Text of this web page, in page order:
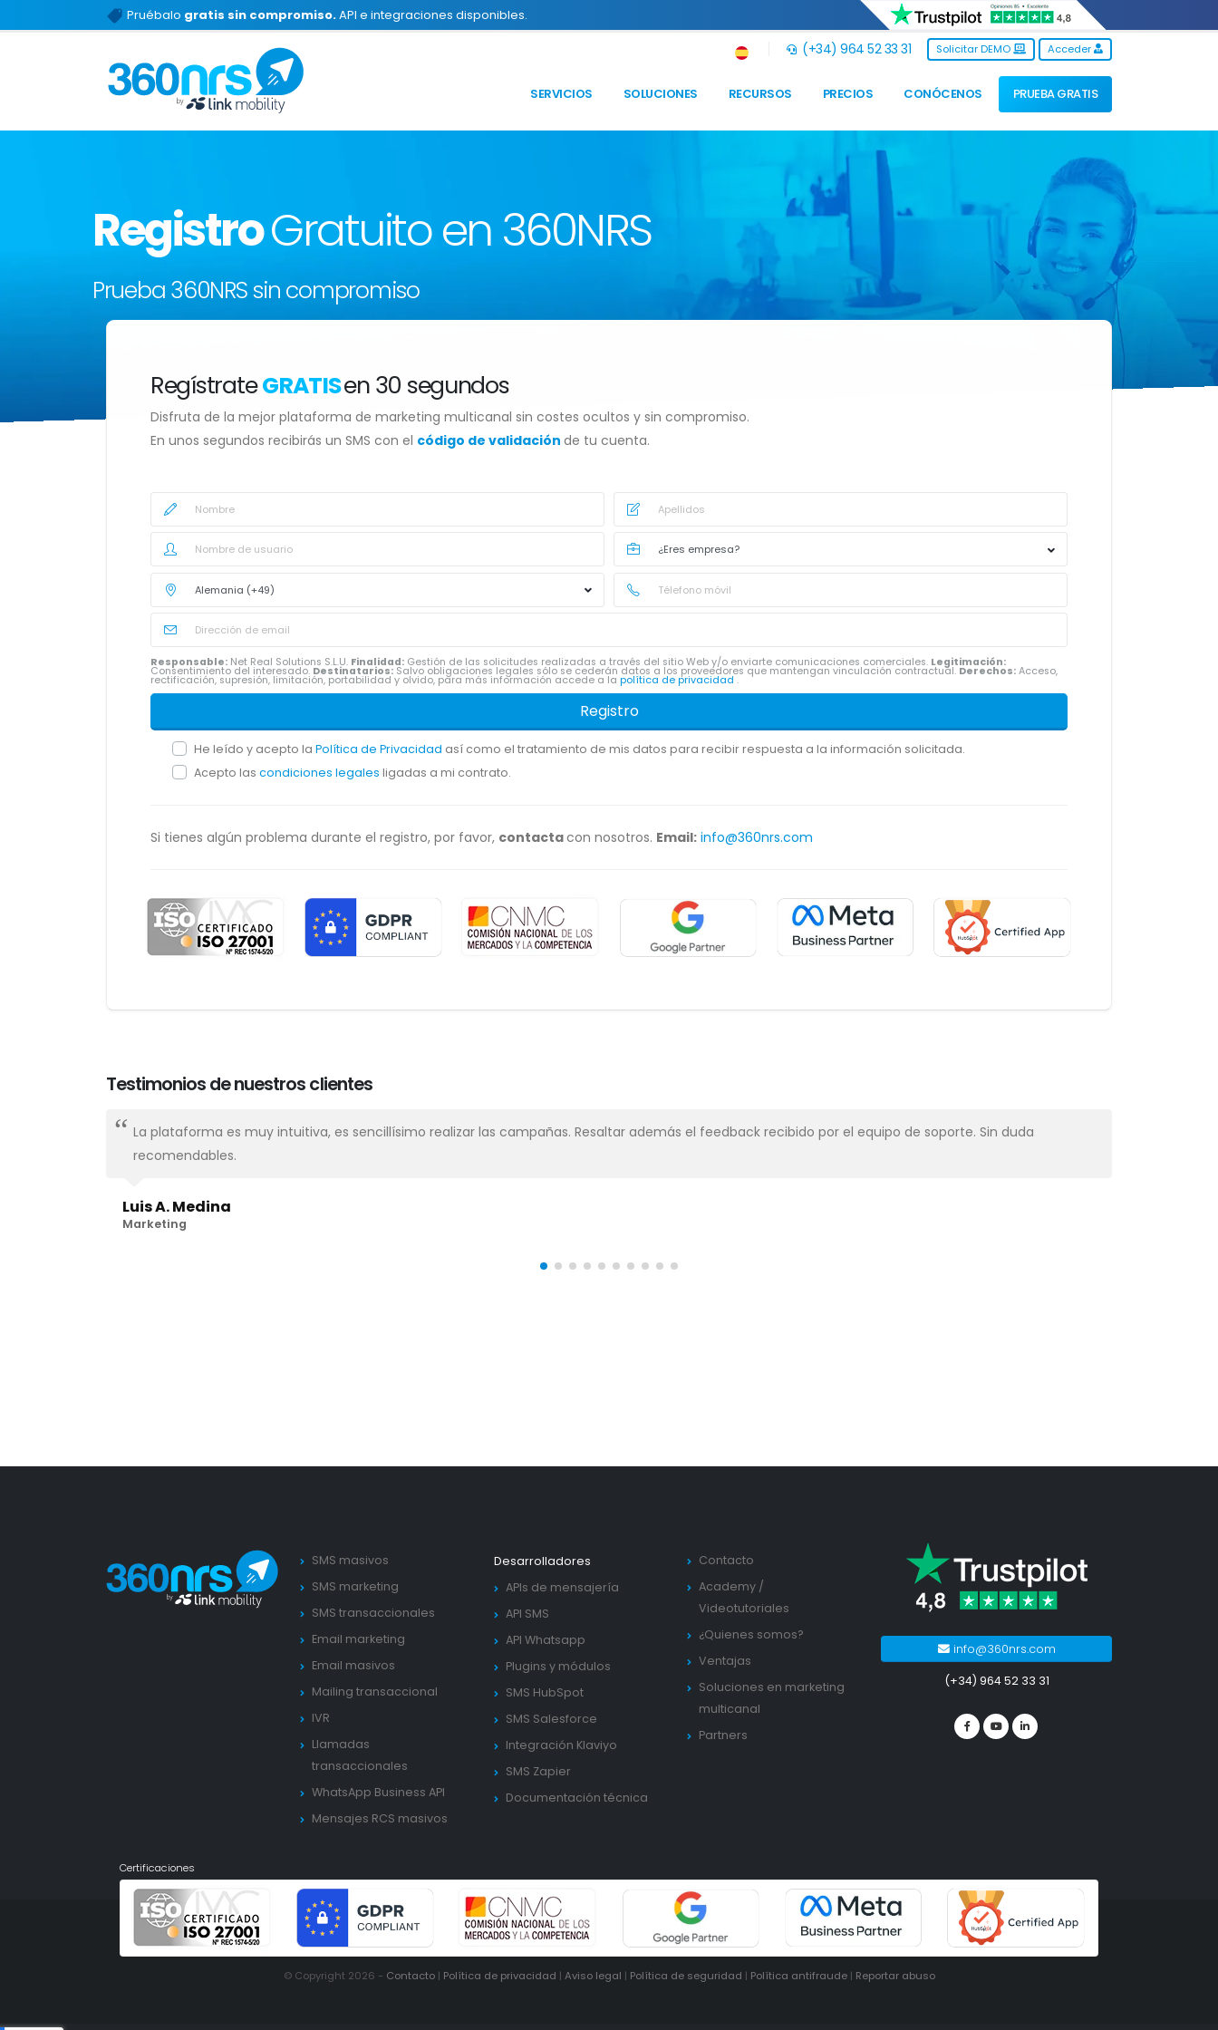
Pruébalo gratis sin compromiso.API e integraciones disponibles.
(+34) 964 52 33 31 Solicitar DEMO Acceder
SERVICIOS SOLUCIONES RECURSOS PRECIOS CONÓCENOS PRUEBA GRATIS
RegistroGratuito en 360NRS
Prueba 360NRS sin compromiso
RegístrateGRATISen 30 segundos
Disfruta de la mejor plataforma de marketing multicanal sin costes ocultos y sin compromiso.
En unos segundos recibirás un SMS con el código de validación de tu cuenta.
Responsable: Net Real Solutions S.L.U. Finalidad: Gestión de las solicitudes realizadas a través del sitio Web y/o enviarte comunicaciones comerciales. Legitimación:
Consentimiento del interesado. Destinatarios: Salvo obligaciones legales sólo se cederán datos a los proveedores que mantengan vinculación contractual. Derechos: Acceso,
rectificación, supresión, limitación, portabilidad y olvido, para más información accede a la política de privacidad .
Registro
He leído y acepto la Política de Privacidad así como el tratamiento de mis datos para recibir respuesta a la información solicitada.
Acepto las condiciones legales ligadas a mi contrato.
Si tienes algún problema durante el registro, por favor, contactacon nosotros. Email: info@360nrs.com
Testimonios de nuestros clientes
La plataforma es muy intuitiva, es sencillísimo realizar las campañas. Resaltar además el feedback recibido por el equipo de soporte. Sin duda
recomendables.
Luis A. Medina
Marketing
SMS masivos
SMS marketing
SMS transaccionales
Email marketing
Email masivos
Mailing transaccional
IVR
Llamadas
transaccionales
WhatsApp Business API
Mensajes RCS masivos
Desarrolladores
APIs de mensajería
API SMS
API Whatsapp
Plugins y módulos
SMS HubSpot
SMS Salesforce
Integración Klaviyo
SMS Zapier
Documentación técnica
Contacto
Academy /
Videotutoriales
¿Quienes somos?
Ventajas
Soluciones en marketing
multicanal
Partners
info@360nrs.com
(+34) 964 52 33 31
Certificaciones
© Copyright 2026 - Contacto | Política de privacidad | Aviso legal | Política de seguridad | Política antifraude| Reportar abuso